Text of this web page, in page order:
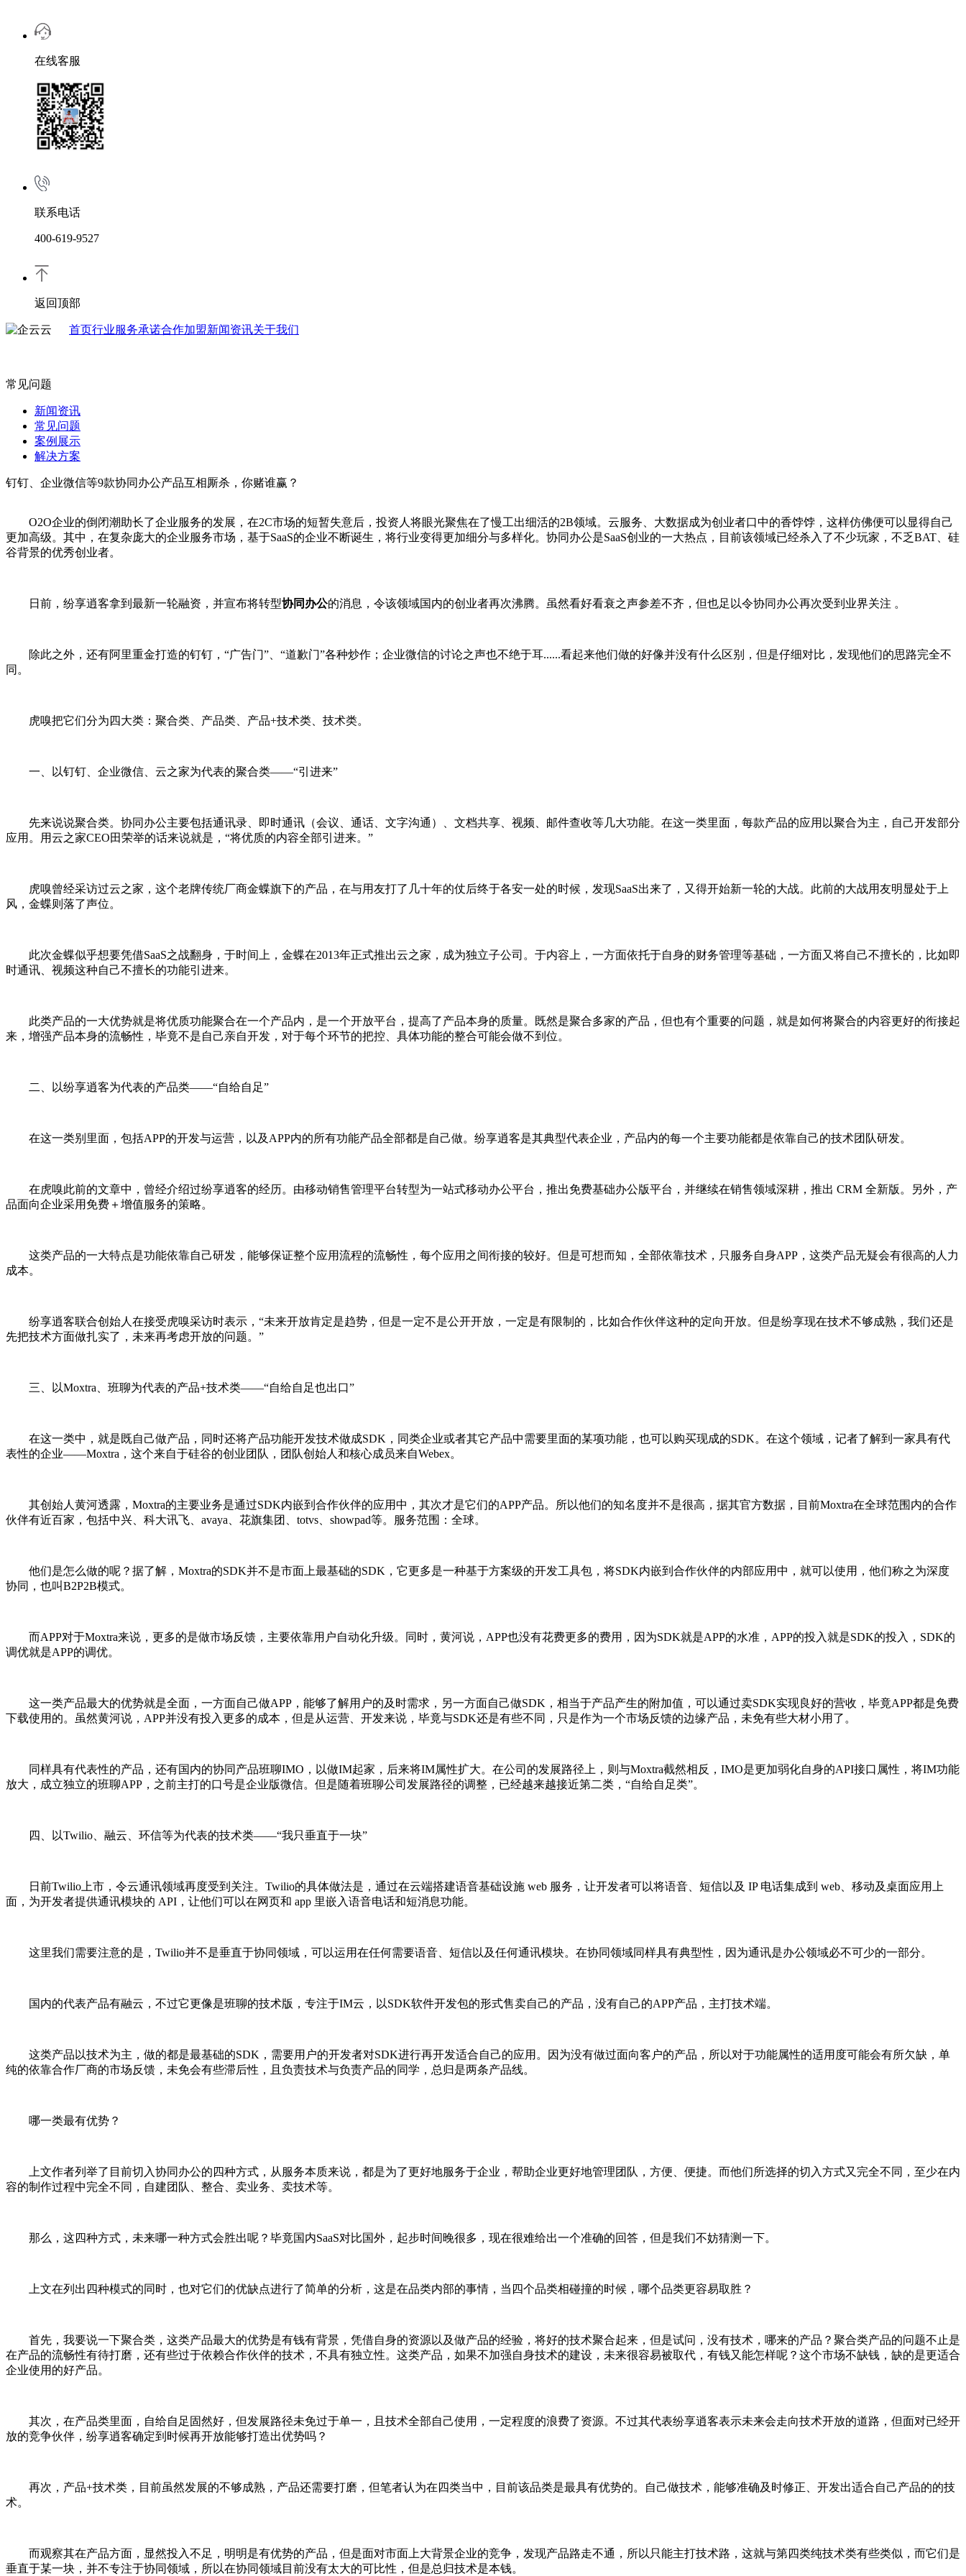
在线客服
联系电话
400-619-9527
返回顶部
首页行业服务承诺合作加盟新闻资讯关于我们
常见问题
新闻资讯
常见问题
案例展示
解决方案
钉钉、企业微信等9款协同办公产品互相厮杀，你赌谁赢？
O2O企业的倒闭潮助长了企业服务的发展，在2C市场的短暂失意后，投资人将眼光聚焦在了慢工出细活的2B领域。云服务、大数据成为创业者口中的香饽饽，这样仿佛便可以显得自己
更加高级。其中，在复杂庞大的企业服务市场，基于SaaS的企业不断诞生，将行业变得更加细分与多样化。协同办公是SaaS创业的一大热点，目前该领域已经杀入了不少玩家，不乏BAT、硅
谷背景的优秀创业者。
日前，纷享逍客拿到最新一轮融资，并宣布将转型协同办公的消息，令该领域国内的创业者再次沸腾。虽然看好看衰之声参差不齐，但也足以令协同办公再次受到业界关注 。
除此之外，还有阿里重金打造的钉钉，“广告门”、“道歉门”各种炒作；企业微信的讨论之声也不绝于耳......看起来他们做的好像并没有什么区别，但是仔细对比，发现他们的思路完全不
同。
虎嗅把它们分为四大类：聚合类、产品类、产品+技术类、技术类。
一、以钉钉、企业微信、云之家为代表的聚合类――“引进来”
先来说说聚合类。协同办公主要包括通讯录、即时通讯（会议、通话、文字沟通）、文档共享、视频、邮件查收等几大功能。在这一类里面，每款产品的应用以聚合为主，自己开发部分
应用。用云之家CEO田荣举的话来说就是，“将优质的内容全部引进来。”
虎嗅曾经采访过云之家，这个老牌传统厂商金蝶旗下的产品，在与用友打了几十年的仗后终于各安一处的时候，发现SaaS出来了，又得开始新一轮的大战。此前的大战用友明显处于上
风，金蝶则落了声位。
此次金蝶似乎想要凭借SaaS之战翻身，于时间上，金蝶在2013年正式推出云之家，成为独立子公司。于内容上，一方面依托于自身的财务管理等基础，一方面又将自己不擅长的，比如即
时通讯、视频这种自己不擅长的功能引进来。
此类产品的一大优势就是将优质功能聚合在一个产品内，是一个开放平台，提高了产品本身的质量。既然是聚合多家的产品，但也有个重要的问题，就是如何将聚合的内容更好的衔接起
来，增强产品本身的流畅性，毕竟不是自己亲自开发，对于每个环节的把控、具体功能的整合可能会做不到位。
二、以纷享逍客为代表的产品类――“自给自足”
在这一类别里面，包括APP的开发与运营，以及APP内的所有功能产品全部都是自己做。纷享逍客是其典型代表企业，产品内的每一个主要功能都是依靠自己的技术团队研发。
在虎嗅此前的文章中，曾经介绍过纷享逍客的经历。由移动销售管理平台转型为一站式移动办公平台，推出免费基础办公版平台，并继续在销售领域深耕，推出 CRM 全新版。另外，产
品面向企业采用免费＋增值服务的策略。
这类产品的一大特点是功能依靠自己研发，能够保证整个应用流程的流畅性，每个应用之间衔接的较好。但是可想而知，全部依靠技术，只服务自身APP，这类产品无疑会有很高的人力
成本。
纷享逍客联合创始人在接受虎嗅采访时表示，“未来开放肯定是趋势，但是一定不是公开开放，一定是有限制的，比如合作伙伴这种的定向开放。但是纷享现在技术不够成熟，我们还是
先把技术方面做扎实了，未来再考虑开放的问题。”
三、以Moxtra、班聊为代表的产品+技术类――“自给自足也出口”
在这一类中，就是既自己做产品，同时还将产品功能开发技术做成SDK，同类企业或者其它产品中需要里面的某项功能，也可以购买现成的SDK。在这个领域，记者了解到一家具有代
表性的企业――Moxtra，这个来自于硅谷的创业团队，团队创始人和核心成员来自Webex。
其创始人黄河透露，Moxtra的主要业务是通过SDK内嵌到合作伙伴的应用中，其次才是它们的APP产品。所以他们的知名度并不是很高，据其官方数据，目前Moxtra在全球范围内的合作
伙伴有近百家，包括中兴、科大讯飞、avaya、花旗集团、totvs、showpad等。服务范围：全球。
他们是怎么做的呢？据了解，Moxtra的SDK并不是市面上最基础的SDK，它更多是一种基于方案级的开发工具包，将SDK内嵌到合作伙伴的内部应用中，就可以使用，他们称之为深度
协同，也叫B2P2B模式。
而APP对于Moxtra来说，更多的是做市场反馈，主要依靠用户自动化升级。同时，黄河说，APP也没有花费更多的费用，因为SDK就是APP的水准，APP的投入就是SDK的投入，SDK的
调优就是APP的调优。
这一类产品最大的优势就是全面，一方面自己做APP，能够了解用户的及时需求，另一方面自己做SDK，相当于产品产生的附加值，可以通过卖SDK实现良好的营收，毕竟APP都是免费
下载使用的。虽然黄河说，APP并没有投入更多的成本，但是从运营、开发来说，毕竟与SDK还是有些不同，只是作为一个市场反馈的边缘产品，未免有些大材小用了。
同样具有代表性的产品，还有国内的协同产品班聊IMO，以做IM起家，后来将IM属性扩大。在公司的发展路径上，则与Moxtra截然相反，IMO是更加弱化自身的API接口属性，将IM功能
放大，成立独立的班聊APP，之前主打的口号是企业版微信。但是随着班聊公司发展路径的调整，已经越来越接近第二类，“自给自足类”。
四、以Twilio、融云、环信等为代表的技术类――“我只垂直于一块”
日前Twilio上市，令云通讯领域再度受到关注。Twilio的具体做法是，通过在云端搭建语音基础设施 web 服务，让开发者可以将语音、短信以及 IP 电话集成到 web、移动及桌面应用上
面，为开发者提供通讯模块的 API，让他们可以在网页和 app 里嵌入语音电话和短消息功能。
这里我们需要注意的是，Twilio并不是垂直于协同领域，可以运用在任何需要语音、短信以及任何通讯模块。在协同领域同样具有典型性，因为通讯是办公领域必不可少的一部分。
国内的代表产品有融云，不过它更像是班聊的技术版，专注于IM云，以SDK软件开发包的形式售卖自己的产品，没有自己的APP产品，主打技术端。
这类产品以技术为主，做的都是最基础的SDK，需要用户的开发者对SDK进行再开发适合自己的应用。因为没有做过面向客户的产品，所以对于功能属性的适用度可能会有所欠缺，单
纯的依靠合作厂商的市场反馈，未免会有些滞后性，且负责技术与负责产品的同学，总归是两条产品线。
哪一类最有优势？
上文作者列举了目前切入协同办公的四种方式，从服务本质来说，都是为了更好地服务于企业，帮助企业更好地管理团队，方便、便捷。而他们所选择的切入方式又完全不同，至少在内
容的制作过程中完全不同，自建团队、整合、卖业务、卖技术等。
那么，这四种方式，未来哪一种方式会胜出呢？毕竟国内SaaS对比国外，起步时间晚很多，现在很难给出一个准确的回答，但是我们不妨猜测一下。
上文在列出四种模式的同时，也对它们的优缺点进行了简单的分析，这是在品类内部的事情，当四个品类相碰撞的时候，哪个品类更容易取胜？
首先，我要说一下聚合类，这类产品最大的优势是有钱有背景，凭借自身的资源以及做产品的经验，将好的技术聚合起来，但是试问，没有技术，哪来的产品？聚合类产品的问题不止是
在产品的流畅性有待打磨，还有些过于依赖合作伙伴的技术，不具有独立性。这类产品，如果不加强自身技术的建设，未来很容易被取代，有钱又能怎样呢？这个市场不缺钱，缺的是更适合
企业使用的好产品。
其次，在产品类里面，自给自足固然好，但发展路径未免过于单一，且技术全部自己使用，一定程度的浪费了资源。不过其代表纷享逍客表示未来会走向技术开放的道路，但面对已经开
放的竞争伙伴，纷享逍客确定到时候再开放能够打造出优势吗？
再次，产品+技术类，目前虽然发展的不够成熟，产品还需要打磨，但笔者认为在四类当中，目前该品类是最具有优势的。自己做技术，能够准确及时修正、开发出适合自己产品的的技
术。
而观察其在产品方面，显然投入不足，明明是有优势的产品，但是面对市面上大背景企业的竞争，发现产品路走不通，所以只能主打技术路，这就与第四类纯技术类有些类似，而它们是
垂直于某一块，并不专注于协同领域，所以在协同领域目前没有太大的可比性，但是总归技术是本钱。